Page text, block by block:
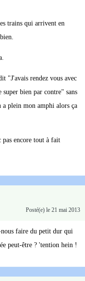
trains qui arrivent en
"J'avais rendez vous avec
bien par contre" sans
a plein mon amphi alors ça
pas encore tout à fait
Posté(e) le 21 mai 2013
faire du petit dur qui
peut-être ? 'tention hein !